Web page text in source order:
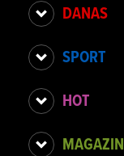
DANAS
SPORT
HOT
MAGAZIN